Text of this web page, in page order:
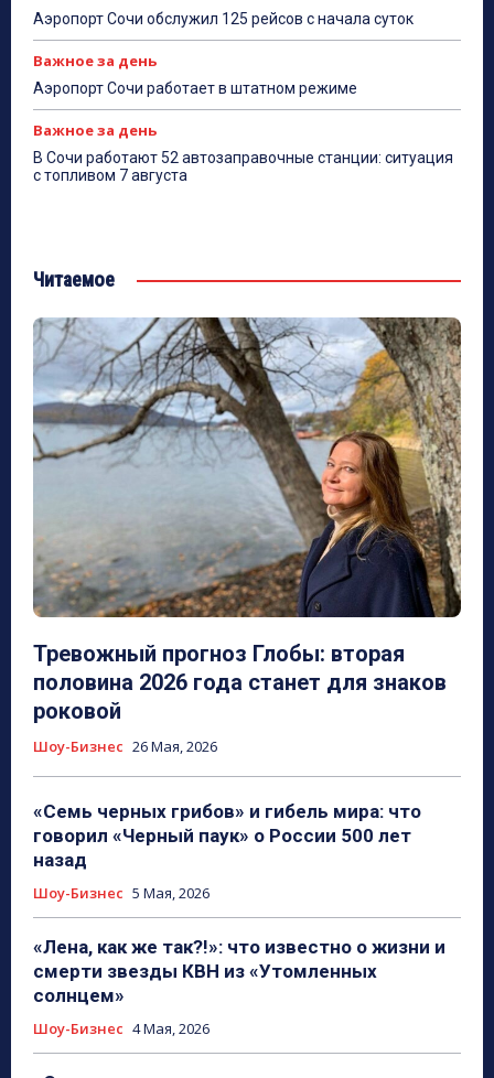
Аэропорт Сочи обслужил 125 рейсов с начала суток
Важное за день
Аэропорт Сочи работает в штатном режиме
Важное за день
В Сочи работают 52 автозаправочные станции: ситуация
с топливом 7 августа
Читаемое
Тревожный прогноз Глобы: вторая
половина 2026 года станет для знаков
роковой
Шоу-Бизнес 26 Мая, 2026
«Семь черных грибов» и гибель мира: что
говорил «Черный паук» о России 500 лет
назад
Шоу-Бизнес 5 Мая, 2026
«Лена, как же так?!»: что известно о жизни и
смерти звезды КВН из «Утомленных
солнцем»
Шоу-Бизнес 4 Мая, 2026